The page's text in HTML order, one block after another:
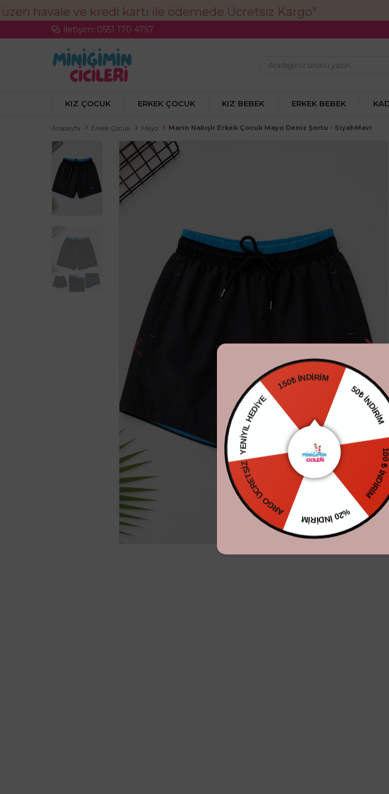
İletişim: 0551 170 4757
KIZ ÇOCUK ERKEK ÇOCUK KIZ BEBEK ERKEK BEBEK
Anasayfa Erkek Çocuk Mayo Marin Nakışlı Erkek Çocuk Mayo Deniz Şortu - SiyahMavi
150₺ İNDİRİM
50₺ İNDİRİM
100
%20 İNDİRİM
KARGO ÜCRETSİZ
YENİYIL HEDİYE